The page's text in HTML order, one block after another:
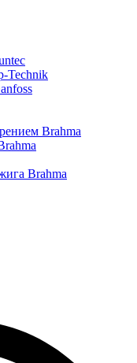
Technik
Brahma
Brahma